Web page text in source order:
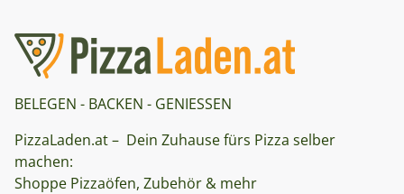
BELEGEN - BACKEN - GENIESSEN
PizzaLaden.at – Dein Zuhause fürs Pizza selber
machen:
Shoppe Pizzaöfen, Zubehör & mehr